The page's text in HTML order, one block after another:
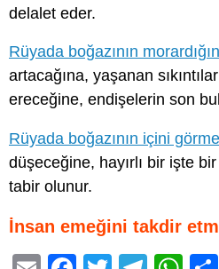
delalet eder.
Rüyada boğazının
artacağına, yaşanan
ereceğine, endişelerin son
Rüyada boğazının içini
düşeceğine, hayırlı bir işte
tabir olunur.
İnsan emeğini takdir